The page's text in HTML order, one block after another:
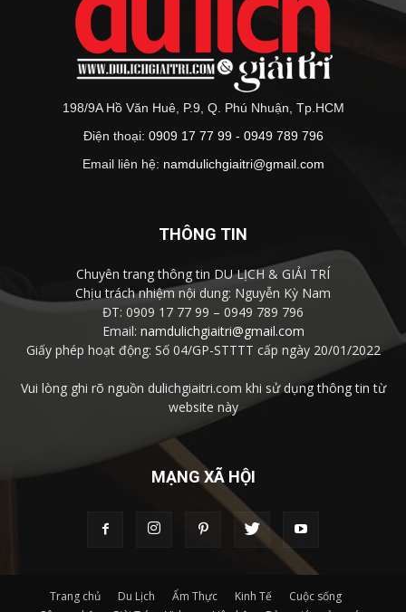
198/9A Hồ Văn Huê, P.9, Q. Phú Nhuận, Tp.HCM
Điện thoại: 0909 17 77 99 - 0949 789 796
Email liên hệ: namdulichgiaitri@gmail.com
THÔNG TIN
Chuyên trang thông tin DU LỊCH & GIẢI TRÍ
Chịu trách nhiệm nội dung: Nguyễn Kỳ Nam
ĐT: 0909 17 77 99 – 0949 789 796
Email: namdulichgiaitri@gmail.com
Giấy phép hoạt động: Số 04/GP-STTTT cấp ngày 20/01/2022
Vui lòng ghi rõ nguồn dulichgiaitri.com khi sử dụng thông tin từ
website này
MẠNG XÃ HỘI
Trang chủ Du Lịch Ẩm Thực Kinh Tế
Cuộc sống